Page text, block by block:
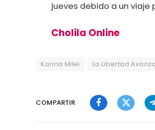
jueves debido a un
Cholila Online
Karina Milei La Libertad Avanza
COMPARTIR
FacebookTwitter